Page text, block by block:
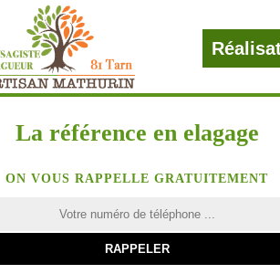
La référence en elagage
ON VOUS RAPPELLE GRATUITEMENT